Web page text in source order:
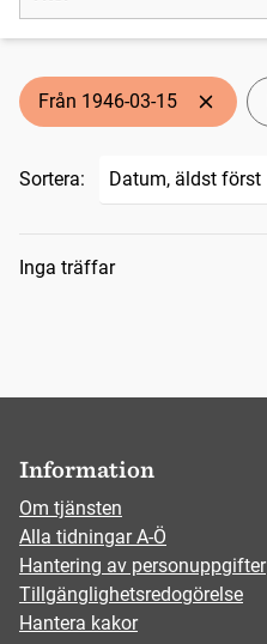
Från 1946-03-15
Sortera:
Sökresultat
Inga träffar
Information
Om tjänsten
Alla tidningar A-Ö
Hantering av personuppgifter
Tillgänglighetsredogörelse
Hantera kakor